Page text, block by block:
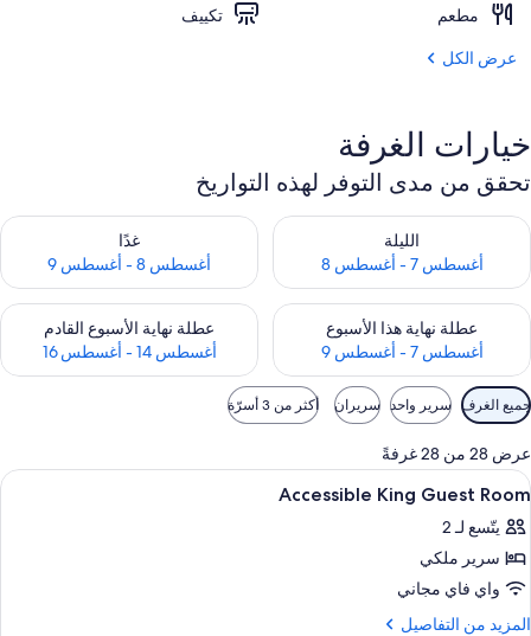
مطعم
تكييف
عرض الكل
خيارات الغرفة
تحقق من مدى التوفر لهذه التواريخ
الليلة
أغسطس 7 - أغسطس 8
تحقق من مدى التوفر لليلة للفترة أغسطس 7 - أغسطس 8
غدًا
أغسطس 8 - أغسطس 9
تحقق من مدى التوفر لغد للفترة أغسطس
عطلة نهاية هذا الأسبوع
أغسطس 7 - أغسطس 9
تحقق من مدى التوفر لعطلة نهاية هذا الأسبوع للفترة أغسطس 7 - أغسطس 9
عطلة نهاية الأسبوع القادم
أغسطس 14 - أغسطس 16
تحقق من مدى التوفر لعطلة نهاية
عوامل
التصفية
المتاحة
للغرف
جميع الغرف سرير واحد سريران أكثر من 3 أسرّة
عرض 28 من 28 غرفةً
استعراض
جميع
صور
Accessible
King
Guest
أغطية فراش متميزة وأسرّة تيمبور بديك
7
Accessible King Guest Room
يتّسع لـ 2
سرير ملكي
واي فاي مجاني
المزيد من التفاصيل
المزيد